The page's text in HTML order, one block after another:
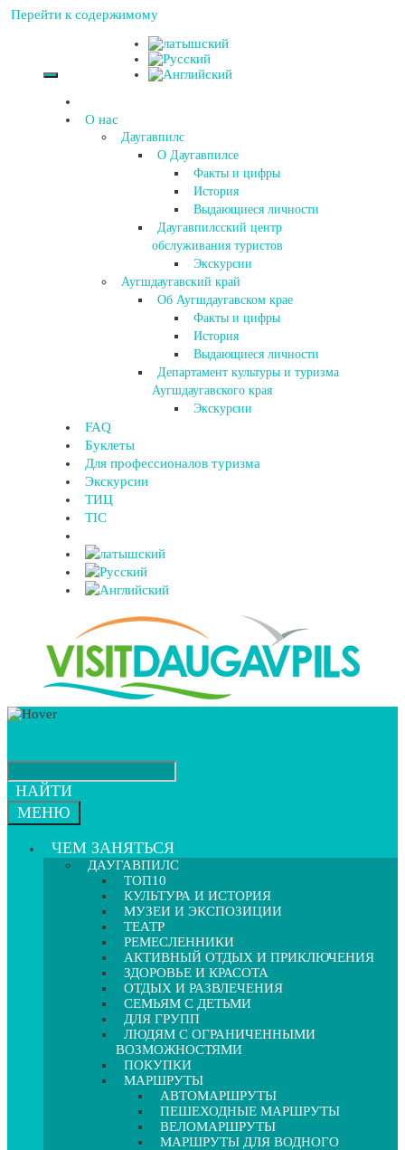
Перейти к содержимому
О нас
Даугавпилс
О Даугавпилсе
Факты и цифры
История
Выдающиеся личности
Даугавпилсский центр
обслуживания туристов
Экскурсии
Аугшдаугавский край
Об Аугшдаугавском крае
Факты и цифры
История
Выдающиеся личности
Департамент культуры и туризма
Аугшдаугавского края
Экскурсии
FAQ
Буклеты
Для профессионалов туризма
Экскурсии
ТИЦ
TIC
НАЙТИ
МЕНЮ
ЧЕМ ЗАНЯТЬСЯ
ДАУГАВПИЛС
ТОП10
КУЛЬТУРА И ИСТОРИЯ
МУЗЕИ И ЭКСПОЗИЦИИ
ТЕАТР
РЕМЕСЛЕННИКИ
АКТИВНЫЙ ОТДЫХ И ПРИКЛЮЧЕНИЯ
ЗДОРОВЬЕ И КРАСОТА
ОТДЫХ И РАЗВЛЕЧЕНИЯ
СЕМЬЯМ С ДЕТЬМИ
ДЛЯ ГРУПП
ЛЮДЯМ С ОГРАНИЧЕННЫМИ
ВОЗМОЖНОСТЯМИ
ПОКУПКИ
МАРШРУТЫ
АВТОМАРШРУТЫ
ПЕШЕХОДНЫЕ МАРШРУТЫ
ВЕЛОМАРШРУТЫ
МАРШРУТЫ ДЛЯ ВОДНОГО